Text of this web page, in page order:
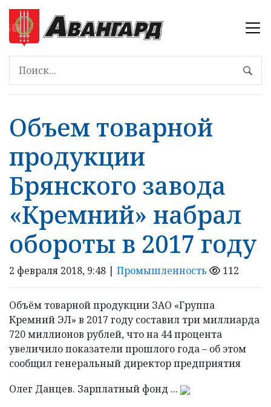
Объем товарной
продукции
Брянского завода
«Кремний» набрал
обороты в 2017 году
2 февраля 2018, 9:48 | Промышленность 112
Объём товарной продукции ЗАО «Группа
Кремний ЭЛ» в 2017 году составил три миллиарда
720 миллионов рублей, что на 44 процента
увеличило показатели прошлого года – об этом
сообщил генеральный директор предприятия
Олег Данцев. Зарплатный фонд ...